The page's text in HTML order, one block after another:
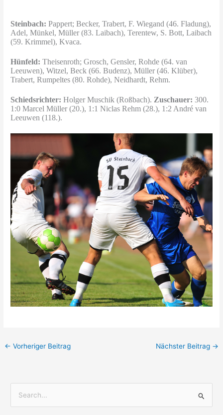
Steinbach: Pappert; Becker, Trabert, F. Wiegand (46. Fladung),
Adel, Münkel, Müller (83. Laibach), Terentew, S. Bott, Laibach
(59. Krimmel), Kvaca.
Hünfeld: Theisenroth; Grosch, Gensler, Rohde (64. van
Leeuwen), Witzel, Beck (66. Budenz), Müller (46. Klüber),
Trabert, Rumpeltes (80. Rohde), Neidhardt, Rehm.
Schiedsrichter: Holger Muschik (Roßbach). Zuschauer: 300.
1:0 Marcel Müller (20.), 1:1 Niclas Rehm (28.), 1:2 André van
Leeuwen (118.).
← Vorheriger Beitrag Nächster Beitrag →